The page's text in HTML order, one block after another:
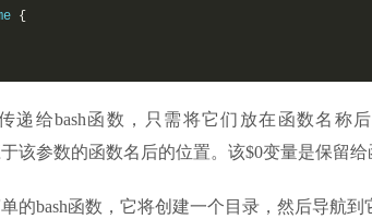
{
递给bash函数，只需将它们放在函数名称
该参数的函数名后的位置。该$0变量是保留给
的bash函数，它将创建一个目录，然后导航到